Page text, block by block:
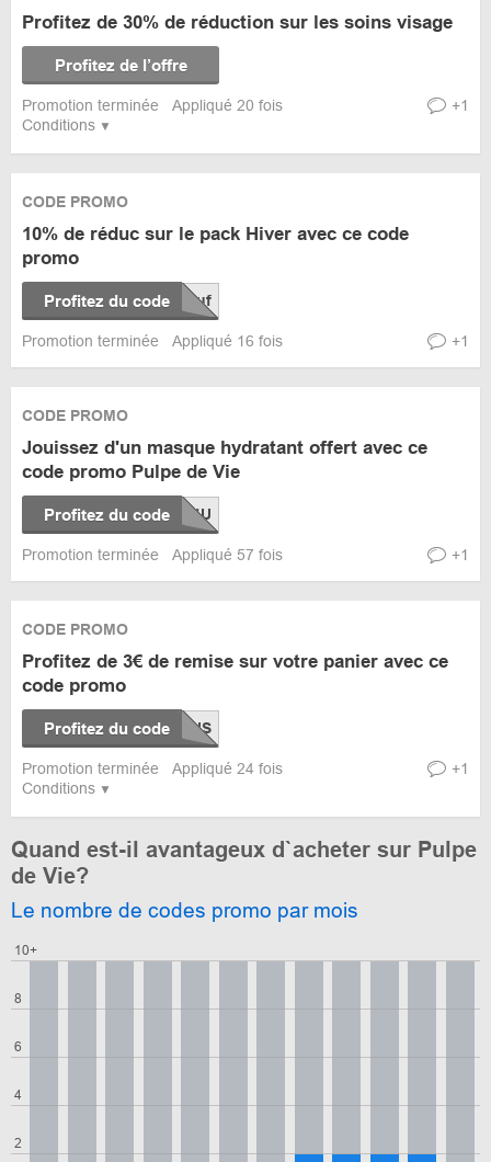
Conditions
Profitez de 30% de réduction sur les soins visage
Profitez de l’offre
Promotion terminée Appliqué 20 fois +1
CODE PROMO
10% de réduc sur le pack Hiver avec ce code
promo
Profitez du code
Promotion terminée Appliqué 16 fois +1
CODE PROMO
Jouissez d'un masque hydratant offert avec ce
code promo Pulpe de Vie
Profitez du code
Promotion terminée Appliqué 57 fois +1
Conditions
CODE PROMO
Profitez de 3€ de remise sur votre panier avec ce
code promo
Profitez du code
Promotion terminée Appliqué 24 fois +1
Quand est-il avantageux d`acheter sur Pulpe
de Vie?
Le nombre de codes promo par mois
2
4
6
8
10+